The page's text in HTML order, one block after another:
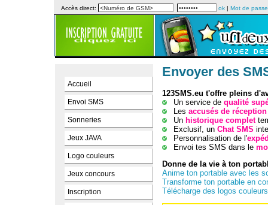
Accès direct: ok | Mot de
Accueil
Envoi SMS
Sonneries
Jeux JAVA
Logo couleurs
Jeux concours
Inscription
Envoyer des
123SMS.eu t'offre pleins
Un service de qualité
Les accusés de réception
Un historique complet
Exclusif, un Chat SMS
Personnalisation de l'
Envoi tes SMS dans le
Donne de la vie à ton
Anime ton portable avec les
Transforme ton portable en
Télécharge des logos couleurs